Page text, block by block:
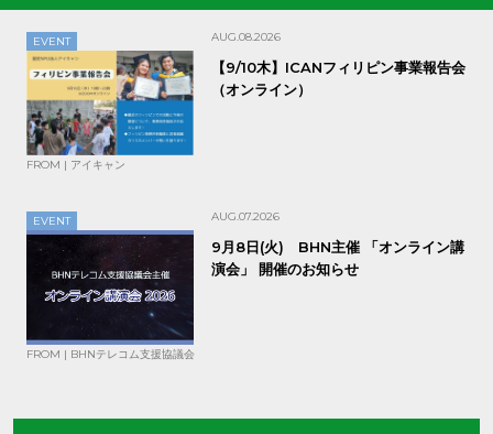
EVENT AUG.08.2026
【9/10木】ICANフィリピン事業報告会
（オンライン）
FROM | アイキャン
EVENT AUG.07.2026
9月8日(火) BHN主催 「オンライン講
演会」 開催のお知らせ
FROM | BHNテレコム支援協議会